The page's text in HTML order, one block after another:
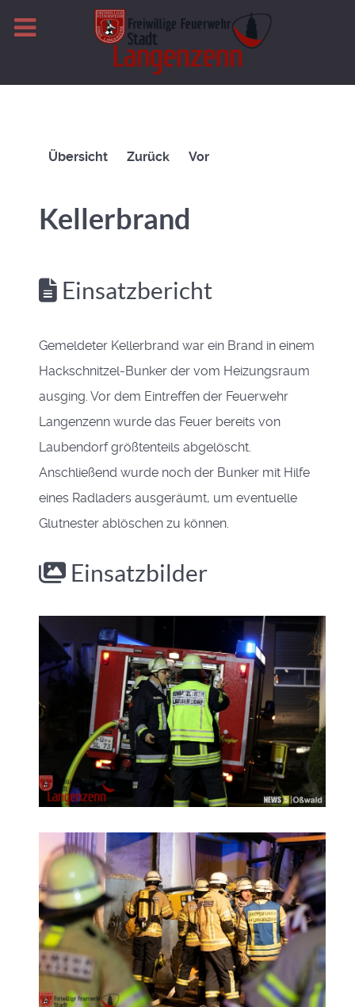
Übersicht Zurück Vor
Kellerbrand
Einsatzbericht
Gemeldeter Kellerbrand war ein Brand in einem
Hackschnitzel-Bunker der vom Heizungsraum
ausging. Vor dem Eintreffen der Feuerwehr
Langenzenn wurde das Feuer bereits von
Laubendorf größtenteils abgelöscht.
Anschließend wurde noch der Bunker mit Hilfe
eines Radladers ausgeräumt, um eventuelle
Glutnester ablöschen zu können.
Einsatzbilder